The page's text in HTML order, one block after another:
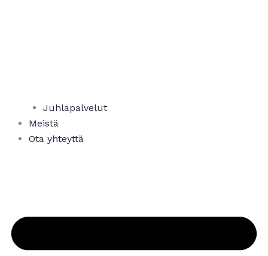
Juhlapalvelut
Meistä
Ota yhteyttä